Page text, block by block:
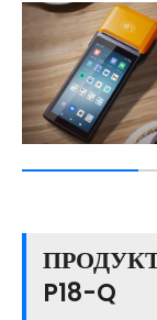
P18-Q